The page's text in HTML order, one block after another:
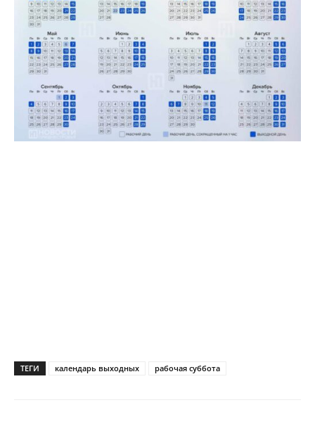
ТЕГИ календарь выходных рабочая суббота